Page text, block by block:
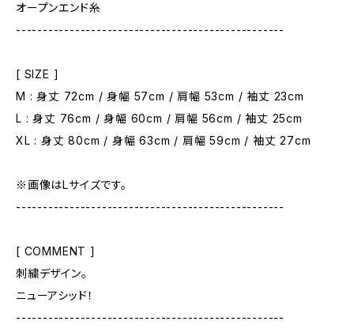
オープンエンド糸
--------------------------------------------------
[ SIZE ]
M : 身丈 72cm / 身幅 57cm / 肩幅 53cm / 袖丈 23cm
L : 身丈 76cm / 身幅 60cm / 肩幅 56cm / 袖丈 25cm
XL : 身丈 80cm / 身幅 63cm / 肩幅 59cm / 袖丈 27cm
※画像はLサイズです。
--------------------------------------------------
[ COMMENT ]
刺繍デザイン。
ニューアシッド！
--------------------------------------------------